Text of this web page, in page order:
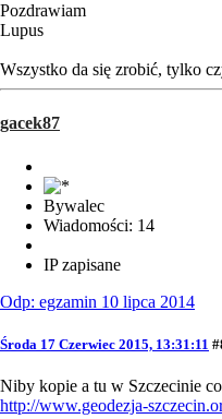
Pozdrawiam
Lupus
Wszystko da się zrobić, tylko
gacek87
Bywalec
Wiadomości: 14
IP zapisane
Odp: egzamin 10 lipca 2014
Środa 17 Czerwiec 2015, 13:31:11
Niby kopie a tu w Szczecinie
http://www.geodezja-